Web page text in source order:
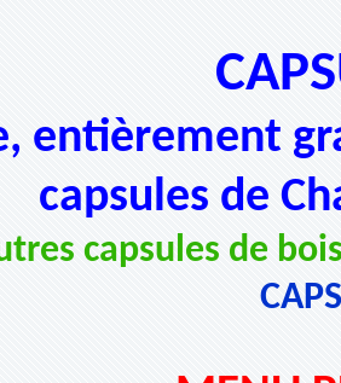
entièrement
capsules de
capsules de